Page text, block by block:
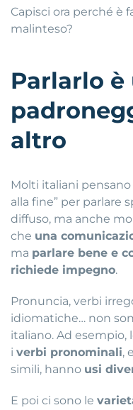
Capisci ora perché è
malinteso?
Parlarlo
altro
Molti italiani
alla fine” per parlare
diffuso, ma anche
che una
ma parlare bene e
richiede impegno.
Pronuncia, verbi
idiomatiche… non
italiano. Ad
i verbi pronominali,
simili, hanno usi
E poi ci sono le